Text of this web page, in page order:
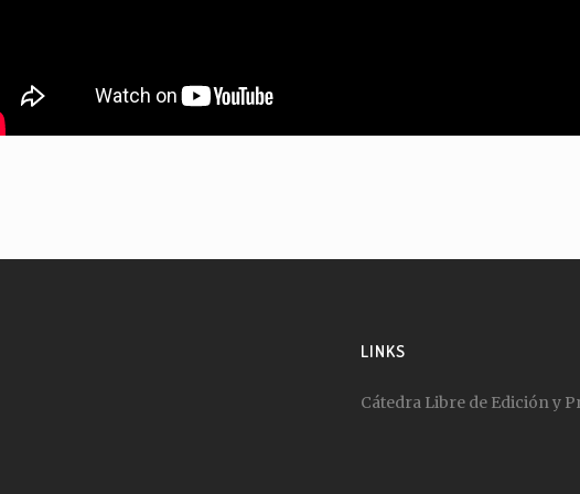
LINKS
Cátedra Libre de Edición y